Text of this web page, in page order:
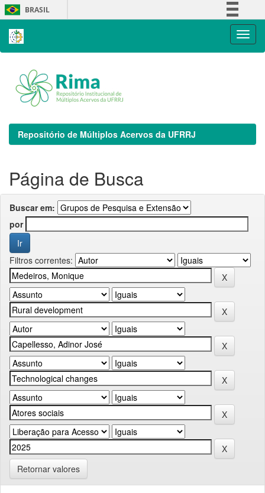
Skip
navigation
BRASIL
Repositório de Múltiplos Acervos da UFRRJ
Página de Busca
Buscar em:
por
Filtros correntes:
Retornar valores